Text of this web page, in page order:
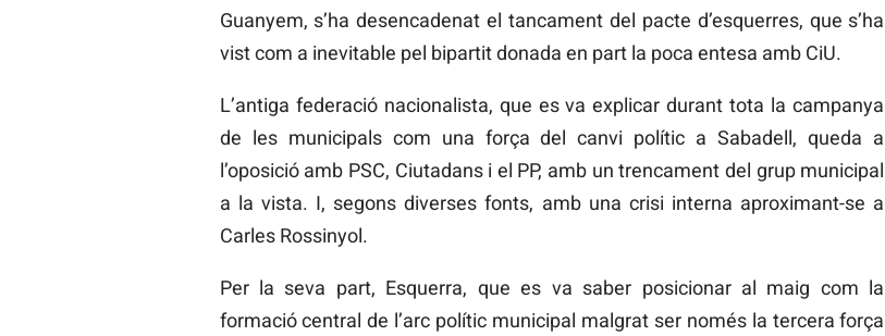
Guanyem, s’ha desencadenat el tancament del pacte d’esquerres, que s’ha
vist com a inevitable pel bipartit donada en part la poca entesa amb CiU.
L’antiga federació nacionalista, que es va explicar durant tota la campanya
de les municipals com una força del canvi polític a Sabadell, queda a
l’oposició amb PSC, Ciutadans i el PP, amb un trencament del grup municipal
a la vista. I, segons diverses fonts, amb una crisi interna aproximant-se a
Carles Rossinyol.
Per la seva part, Esquerra, que es va saber posicionar al maig com la
formació central de l’arc polític municipal malgrat ser només la tercera força